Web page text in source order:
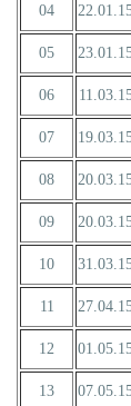
04
05
06
07
08
09
10
11
12
13